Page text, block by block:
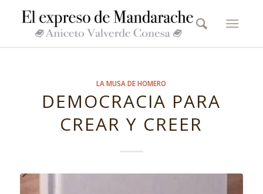
LA MUSA DE HOMERO
DEMOCRACIA PARA
CREAR Y CREER